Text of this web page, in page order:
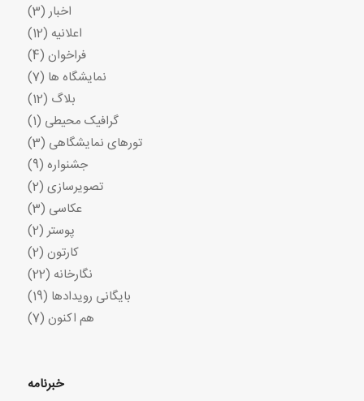
اخبار (3)
اعلانیه (12)
فراخوان (4)
نمایشگاه ها (7)
بلاگ (12)
گرافیک محیطی (1)
تورهای نمایشگاهی (3)
جشنواره (9)
تصویرسازی (2)
عکاسی (3)
پوستر (2)
کارتون (2)
نگارخانه (22)
بایگانی رویدادها (19)
هم اکنون (7)
خبرنامه